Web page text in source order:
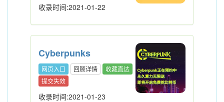
收录时间:2021-01-22
Cyberpunks
网页入口 回顾详情
收藏直达
提交失效
收录时间:2021-01-23